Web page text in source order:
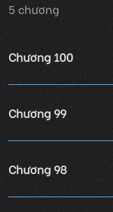
5 chương
Chương 100
Chương 99
Chương 98